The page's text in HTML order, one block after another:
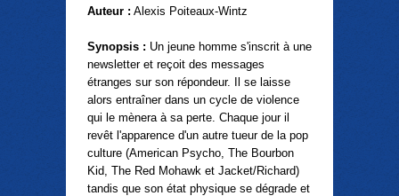
Auteur : Alexis Poiteaux-Wintz
Synopsis : Un jeune homme s'inscrit à une
newsletter et reçoit des messages
étranges sur son répondeur. Il se laisse
alors entraîner dans un cycle de violence
qui le mènera à sa perte. Chaque jour il
revêt l'apparence d'un autre tueur de la pop
culture (American Psycho, The Bourbon
Kid, The Red Mohawk et Jacket/Richard)
tandis que son état physique se dégrade et